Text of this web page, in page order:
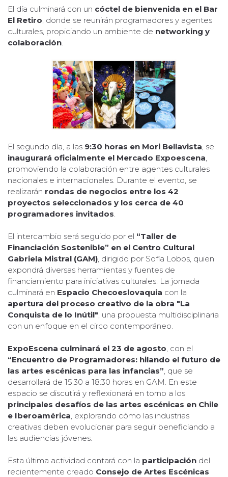
El día culminará con un cóctel de bienvenida en el Bar
El Retiro, donde se reunirán programadores y agentes
culturales, propiciando un ambiente de networking y
colaboración.
El segundo día, a las 9:30 horas en Mori Bellavista , se
inaugurará oficialmente el Mercado Expoescena
promoviendo la colaboración entre agentes culturales
nacionales e internacionales. Durante el evento, se
realizarán rondas de negocios entre los 42
proyectos seleccionados y los cerca de 40
programadores invitados
El intercambio será seguido por el “Taller de
Financiación Sostenible” en el Centro Cultural
Gabriela Mistral (GAM) , dirigido por Sofía Lobos, quien
expondrá diversas herramientas y fuentes de
financiamiento para iniciativas culturales. La jornada
culminará en Espacio Checoeslovaquia con la
apertura del proceso creativo de la obra "La
Conquista de lo Inútil" , una propuesta multidisciplinaria
con un enfoque en el circo contemporáneo.
ExpoEscena culminará el 23 de agosto , con el
“Encuentro de Programadores: hilando el futuro de
las artes escénicas para las infancias” , que se
desarrollará de 15:30 a 18:30 horas en GAM. En este
espacio se discutirá y reflexionará en torno a los
principales desafíos de las artes escénicas en Chile
e Iberoamérica , explorando cómo las industrias
creativas deben evolucionar para seguir beneficiando a
las audiencias jóvenes.
Esta última actividad contará con la participación del
recientemente creado Consejo de Artes Escénicas